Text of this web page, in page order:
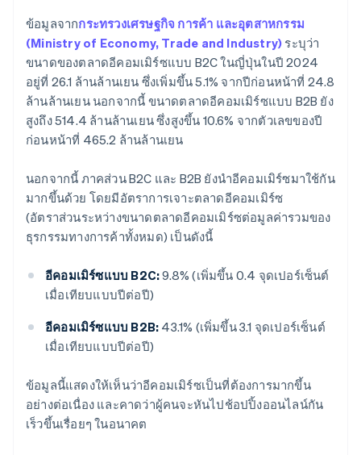
ข้อมูลจากกระทรวงเศรษฐกิจ การค้า และอุตสาหกรรม
(Ministry of Economy, Trade and Industry) ระบุว่า
ขนาดของตลาดอีคอมเมิร์ซแบบ B2C ในญี่ปุ่นในปี 2024
อยู่ที่ 26.1 ล้านล้านเยน ซึ่งเพิ่มขึ้น 5.1% จากปีก่อนหน้าที่ 24.8
ล้านล้านเยน นอกจากนี้ ขนาดตลาดอีคอมเมิร์ซแบบ B2B ยัง
สูงถึง 514.4 ล้านล้านเยน ซึ่งสูงขึ้น 10.6% จากตัวเลขของปี
ก่อนหน้าที่ 465.2 ล้านล้านเยน
นอกจากนี้ ภาคส่วน B2C และ B2B ยังนำอีคอมเมิร์ซมาใช้กัน
มากขึ้นด้วย โดยมีอัตราการเจาะตลาดอีคอมเมิร์ซ
(อัตราส่วนระหว่างขนาดตลาดอีคอมเมิร์ซต่อมูลค่ารวมของ
ธุรกรรมทางการค้าทั้งหมด) เป็นดังนี้
อีคอมเมิร์ซแบบ B2C:9.8% (เพิ่มขึ้น 0.4 จุดเปอร์เซ็นต์
เมื่อเทียบแบบปีต่อปี)
อีคอมเมิร์ซแบบ B2B: 43.1% (เพิ่มขึ้น 3.1 จุดเปอร์เซ็นต์
เมื่อเทียบแบบปีต่อปี)
ข้อมูลนี้แสดงให้เห็นว่าอีคอมเมิร์ซเป็นที่ต้องการมากขึ้น
อย่างต่อเนื่อง และคาดว่าผู้คนจะหันไปช้อปปิ้งออนไลน์กัน
เร็วขึ้นเรื่อยๆ ในอนาคต